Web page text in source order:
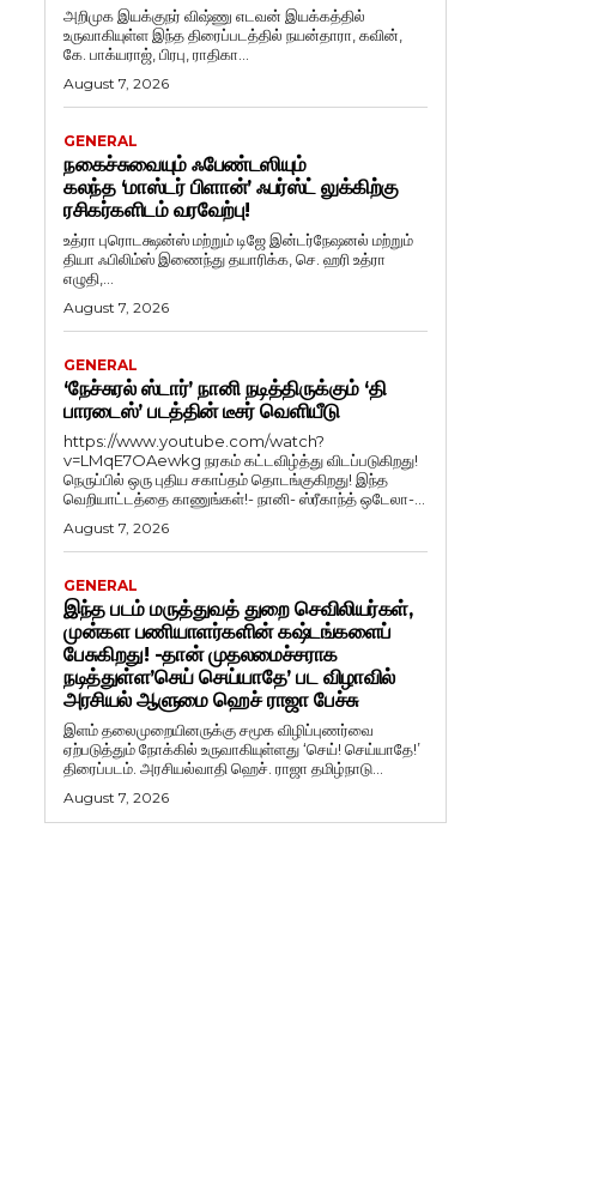
அறிமுக இயக்குநர் விஷ்ணு எடவன் இயக்கத்தில்
உருவாகியுள்ள இந்த திரைப்படத்தில் நயன்தாரா, கவின்,
கே. பாக்யராஜ், பிரபு, ராதிகா...
August 7, 2026
GENERAL
நகைச்சுவையும் ஃபேண்டஸியும்
கலந்த ‘மாஸ்டர் பிளான்’ ஃபர்ஸ்ட் லுக்கிற்கு
ரசிகர்களிடம் வரவேற்பு!
உத்ரா புரொடக்ஷன்ஸ் மற்றும் டிஜே இன்டர்நேஷனல் மற்றும்
தியா ஃபிலிம்ஸ் இணைந்து தயாரிக்க, செ. ஹரி உத்ரா
எழுதி,...
August 7, 2026
GENERAL
‘நேச்சுரல் ஸ்டார்’ நானி நடித்திருக்கும் ‘தி
பாரடைஸ்’ படத்தின் டீசர் வெளியீடு
https://www.youtube.com/watch?
v=LMqE7OAewkg நரகம் கட்டவிழ்த்து விடப்படுகிறது!
நெருப்பில் ஒரு புதிய சகாப்தம் தொடங்குகிறது! இந்த
வெறியாட்டத்தை காணுங்கள்!- நானி- ஸ்ரீகாந்த் ஒடேலா-...
August 7, 2026
GENERAL
இந்த படம் மருத்துவத் துறை செவிலியர்கள்,
முன்கள பணியாளர்களின் கஷ்டங்களைப்
பேசுகிறது! -தான் முதலமைச்சராக
நடித்துள்ள’செய் செய்யாதே’ பட விழாவில்
அரசியல் ஆளுமை ஹெச் ராஜா பேச்சு
இளம் தலைமுறையினருக்கு சமூக விழிப்புணர்வை
ஏற்படுத்தும் நோக்கில் உருவாகியுள்ளது ‘செய்! செய்யாதே!’
திரைப்படம். அரசியல்வாதி ஹெச். ராஜா தமிழ்நாடு...
August 7, 2026